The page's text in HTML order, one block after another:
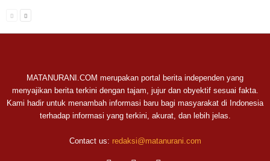
MATANURANI.COM merupakan portal berita independen yang
menyajikan berita terkini dengan tajam, jujur dan obyektif sesuai fakta.
Kami hadir untuk menambah informasi baru bagi masyarakat di Indonesia
terhadap informasi yang terkini, akurat, dan lebih jelas.
Contact us: redaksi@matanurani.com